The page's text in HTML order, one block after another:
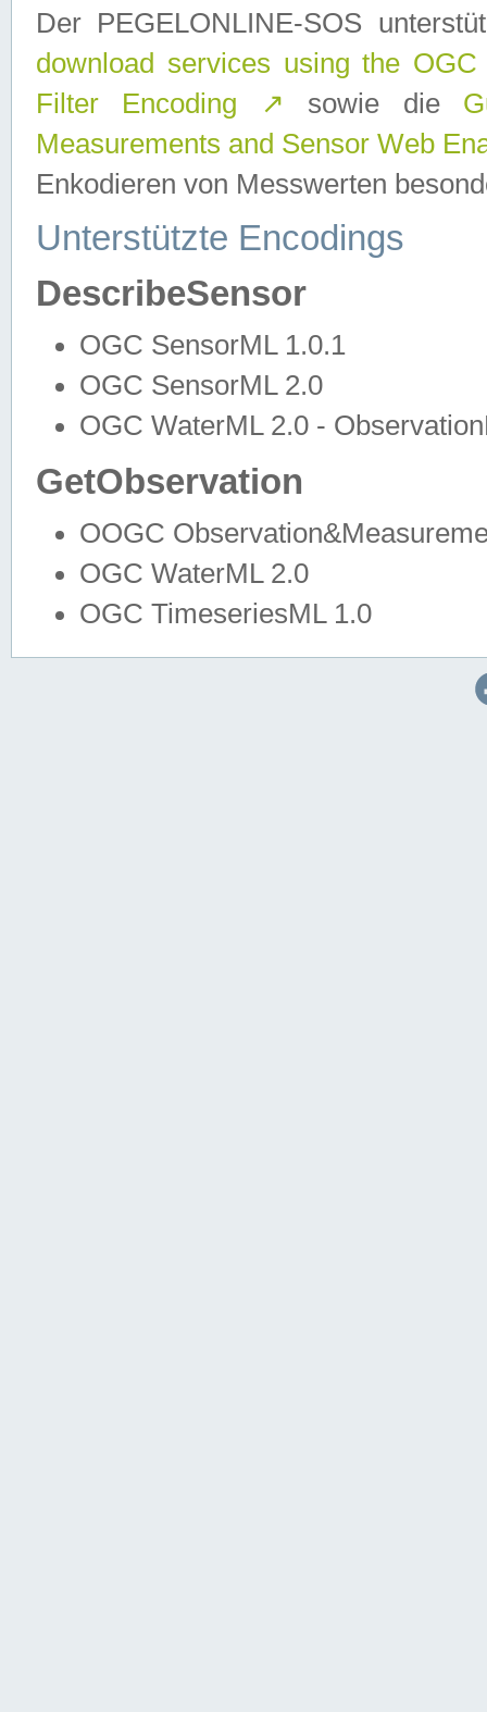
Der PEGELONLINE-SOS
download services using the
Filter Encoding
↗ sowie die
Measurements and Sensor Web
Enkodieren von Messwerten
Unterstützte Encodings
DescribeSensor
OGC SensorML 1.0.1
OGC SensorML 2.0
OGC WaterML 2.0 -
GetObservation
OOGC
OGC WaterML 2.0
OGC TimeseriesML 1.0